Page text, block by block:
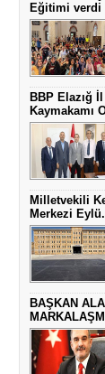
Eğitimi verdi
BBP Elazığ
Kaymakamı
Milletvekili
Merkezi
BAŞKAN